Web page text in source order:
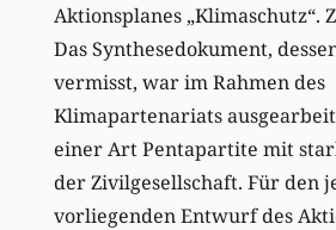
Aktionsplanes „Klimaschutz“.
Das Synthesedokument,
vermisst, war im Rahmen des
Klimapartenariats
einer Art Pentapartite mit
der Zivilgesellschaft. Für den
vorliegenden Entwurf des